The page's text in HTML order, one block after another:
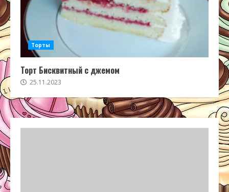
Торты
Торт Бисквитный с джемом
25.11.2023